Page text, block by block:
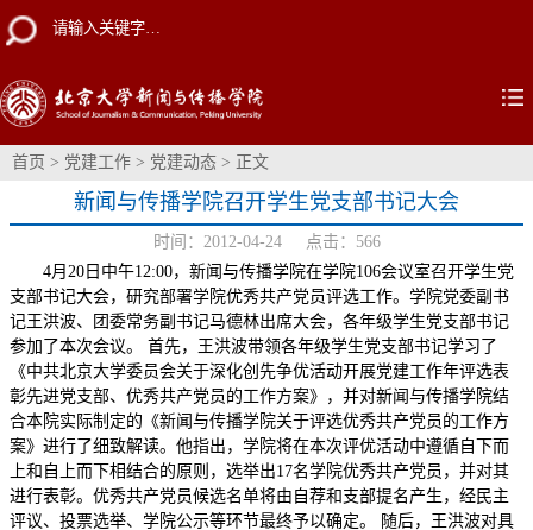
首页 > 党建工作 > 党建动态 > 正文
新闻与传播学院召开学生党支部书记大会
时间：2012-04-24 点击： 566
4月20日中午12:00，新闻与传播学院在学院106会议室召开学生党
支部书记大会，研究部署学院优秀共产党员评选工作。学院党委副书
记王洪波、团委常务副书记马德林出席大会，各年级学生党支部书记
参加了本次会议。 首先，王洪波带领各年级学生党支部书记学习了
《中共北京大学委员会关于深化创先争优活动开展党建工作年评选表
彰先进党支部、优秀共产党员的工作方案》，并对新闻与传播学院结
合本院实际制定的《新闻与传播学院关于评选优秀共产党员的工作方
案》进行了细致解读。他指出，学院将在本次评优活动中遵循自下而
上和自上而下相结合的原则，选举出17名学院优秀共产党员，并对其
进行表彰。优秀共产党员候选名单将由自荐和支部提名产生，经民主
评议、投票选举、学院公示等环节最终予以确定。 随后，王洪波对具